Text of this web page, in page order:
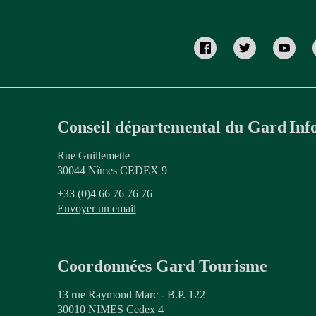
Conseil départemental du Gard
Rue Guillemette
30044 Nîmes CEDEX 9
+33 (0)4 66 76 76 76
Envoyer un email
Coordonnées Gard Tourisme
13 rue Raymond Marc - B.P. 122
30010 NIMES Cedex 4